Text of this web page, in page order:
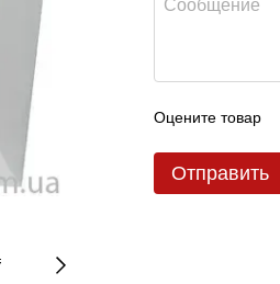
Оцените товар
Отправить